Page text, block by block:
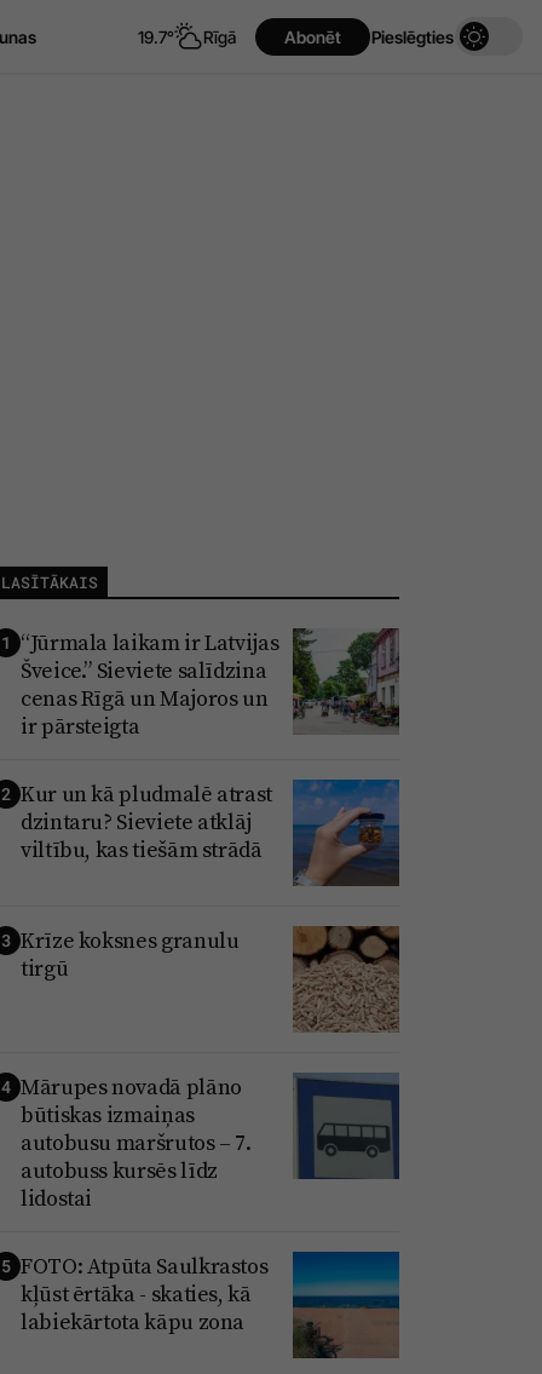
19.7° Rīgā Abonēt Pieslēgties
LASĪTĀKAIS
1 “Jūrmala laikam ir Latvijas
Šveice.” Sieviete salīdzina
cenas Rīgā un Majoros un
ir pārsteigta
2 Kur un kā pludmalē atrast
dzintaru? Sieviete atklāj
viltību, kas tiešām strādā
3 Krīze koksnes granulu
tirgū
4 Mārupes novadā plāno
būtiskas izmaiņas
autobusu maršrutos – 7.
autobuss kursēs līdz
lidostai
5 FOTO: Atpūta Saulkrastos
kļūst ērtāka - skaties, kā
labiekārtota kāpu zona